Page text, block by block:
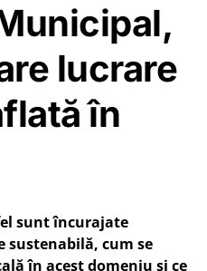
lucrare
în
sunt încurajate
sustenabilă, cum se
în acest domeniu și ce